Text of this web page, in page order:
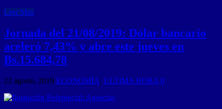
Leer Mas
Jornada del 21/08/2019: Dólar bancario
aceleró 7,43% y abre este jueves en
Bs.15.684,78
22 agosto, 2019 ECONOMÍA, ULTIMA HORA 0